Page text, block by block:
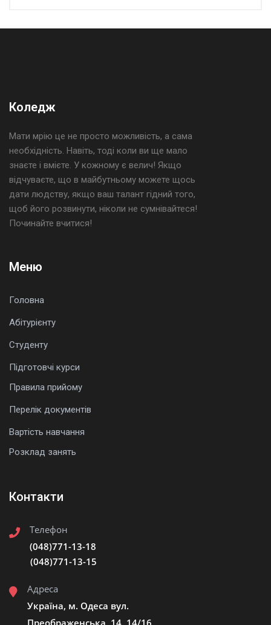
Коледж
Мати мрію це не просто можливість, а сама
необхідність. Навіть, тоді коли ви ще мало
знаєте і вмієте. У кожному є велич! Якщо
відчуваєте, що в майбутньому можете щось
дати людству, якщо ваш талант гідний того,
щоб його розвинути, ніколи не сумнівайтеся!
Починайте вчитися!
Меню
Головна
Абітурієнту
Студенту
Підготовчі курси
Правила прийому
Перелік документів
Вартість навчання
Розклад занять
Контакти
Телефон
(048)771-13-18
(048)771-13-15
Адреса
Україна, м. Одеса вул.
Преображенська, 14, 14/16